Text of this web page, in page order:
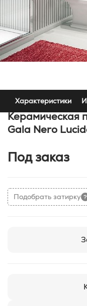
Характеристики
Керамическая
Gala Nero
Под заказ
Подобрать затирку